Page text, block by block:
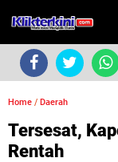
Home / Daerah
Tersesat,
Rentah